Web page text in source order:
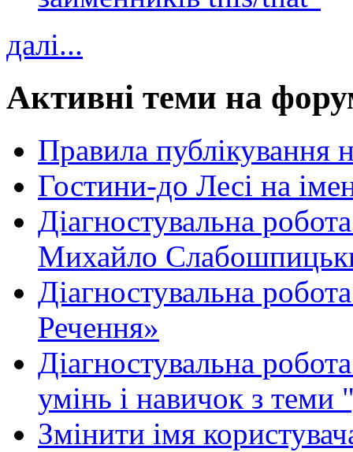
далі...
Активні теми на
Правила публікування
Гостини-до Лесі на
Діагностувальна
Михайло
Діагностувальна
Речення»
Діагностувальна
умінь і навичок з теми
Змінити імя